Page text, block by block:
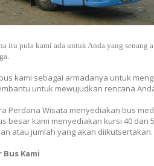
itu pula kami ada untuk Anda yang senang
kami sebagai armadanya untuk
untuk mewujudkan rencana
Perdana Wisata menyediakan bus
besar kami menyediakan kursi 40 dan
atau jumlah yang akan diikutsertakan.
Kami